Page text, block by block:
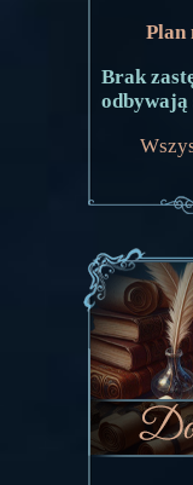
Plan
Brak
odbywają